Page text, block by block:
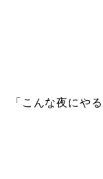
「こんな夜にや